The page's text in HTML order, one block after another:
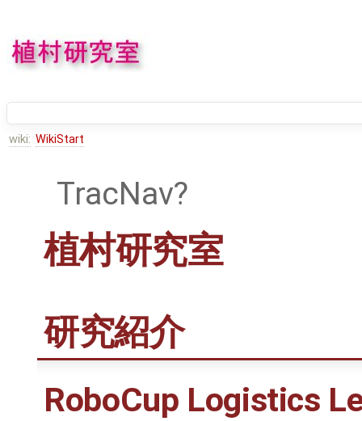
wiki: WikiStart
TracNav
植村研究室
研究紹介
RoboCup Logistics